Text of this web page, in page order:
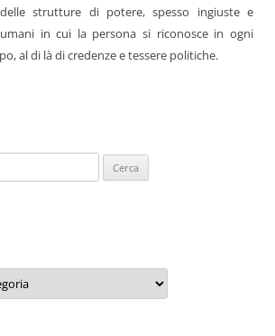
strutture di potere, spesso ingiuste e
in cui la persona si riconosce in ogni
al di là di credenze e tessere politiche.